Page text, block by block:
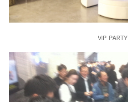
VIP PARTY